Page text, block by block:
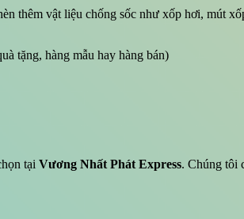
thêm vật liệu chống sốc như xốp hơi, mút
tặng, hàng mẫu hay hàng bán)
tại Vương Nhất Phát Express. Chúng tôi